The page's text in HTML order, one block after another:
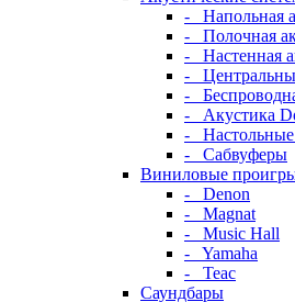
- Напольная
- Полочная
- Настенная
-
-
- Акустика
- Настольные
- Сабвуферы
Виниловые
- Denon
- Magnat
- Music Hall
- Yamaha
- Teac
Саундбары